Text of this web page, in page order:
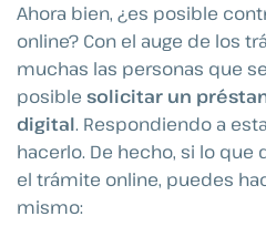
Ahora bien, ¿es posible
online? Con el auge de los
muchas las personas que
posible solicitar un
digital. Respondiendo a
hacerlo. De hecho, si lo que
el trámite online, puedes
mismo: